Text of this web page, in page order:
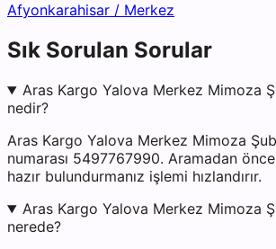
Afyonkarahisar / Merkez
Sık Sorulan Sorular
Aras Kargo Yalova Merkez Mimoza
nedir?
Aras Kargo Yalova Merkez Mimoza
numarası 5497767990. Aramadan
hazır bulundurmanız işlemi hızlandırır.
Aras Kargo Yalova Merkez Mimoza
nerede?